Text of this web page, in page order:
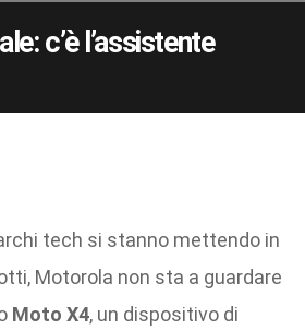
c’è l’assistente
tech si stanno mettendo in
Motorola non sta a guardare
Moto X4, un dispositivo di